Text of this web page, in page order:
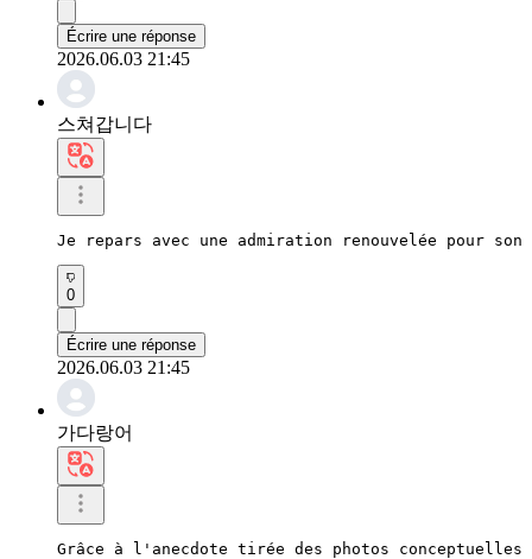
Écrire une réponse
2026.06.03 21:45
스쳐갑니다
Je repars avec une admiration renouvelée pour
0
Écrire une réponse
2026.06.03 21:45
가다랑어
Grâce à l'anecdote tirée des photos